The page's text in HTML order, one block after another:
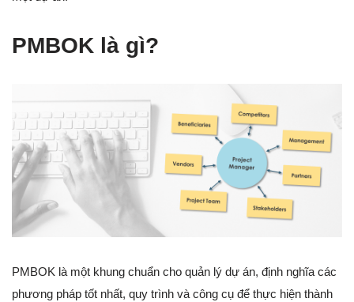
PMBOK là gì?
PMBOK là một khung chuẩn cho quản lý dự án, định nghĩa các
phương pháp tốt nhất, quy trình và công cụ để thực hiện thành